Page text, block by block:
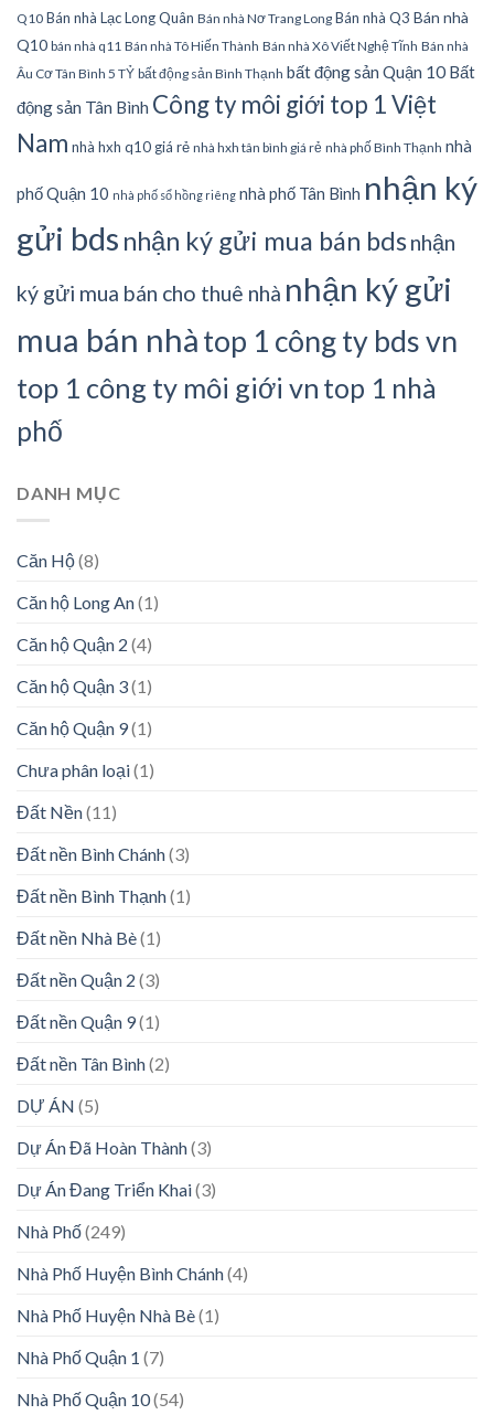
Q10 Bán nhà Lạc Long Quân Bán nhà Nơ Trang Long Bán nhà Q3 Bán nhà
Q10 bán nhà q11 Bán nhà Tô Hiến Thành Bán nhà Xô Viết Nghệ Tĩnh Bán nhà
Âu Cơ Tân Bình 5 TỶ bất động sản Bình Thạnh bất động sản Quận 10 Bất
động sản Tân Bình Công ty môi giới top 1 Việt
Nam nhà hxh q10 giá rẻ nhà hxh tân bình giá rẻ nhà phố Bình Thạnh nhà
phố Quận 10 nhà phố sổ hồng riêng nhà phố Tân Bình nhận ký
gửi bds nhận ký gửi mua bán bdsnhận
ký gửi mua bán cho thuê nhà nhận ký gửi
mua bán nhàtop 1 công ty bds vn
top 1 công ty môi giới vn top 1 nhà
phố
DANH MỤC
Căn Hộ(8)
Căn hộ Long An(1)
Căn hộ Quận 2 (4)
Căn hộ Quận 3(1)
Căn hộ Quận 9(1)
Chưa phân loại(1)
Đất Nền(11)
Đất nền Bình Chánh(3)
Đất nền Bình Thạnh(1)
Đất nền Nhà Bè(1)
Đất nền Quận 2 (3)
Đất nền Quận 9(1)
Đất nền Tân Bình(2)
DỰ ÁN (5)
Dự Án Đã Hoàn Thành(3)
Dự Án Đang Triển Khai(3)
Nhà Phố(249)
Nhà Phố Huyện Bình Chánh(4)
Nhà Phố Huyện Nhà Bè(1)
Nhà Phố Quận 1 (7)
Nhà Phố Quận 10(54)